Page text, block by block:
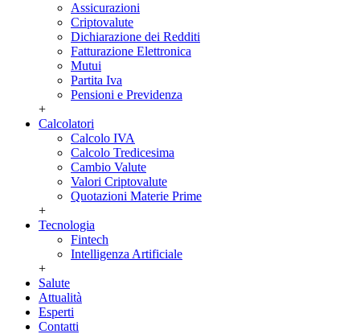
Assicurazioni
Criptovalute
Dichiarazione dei Redditi
Fatturazione Elettronica
Mutui
Partita Iva
Pensioni e Previdenza
+
Calcolatori
Calcolo IVA
Calcolo Tredicesima
Cambio Valute
Valori Criptovalute
Quotazioni Materie Prime
+
Tecnologia
Fintech
Intelligenza Artificiale
+
Salute
Attualità
Esperti
Contatti